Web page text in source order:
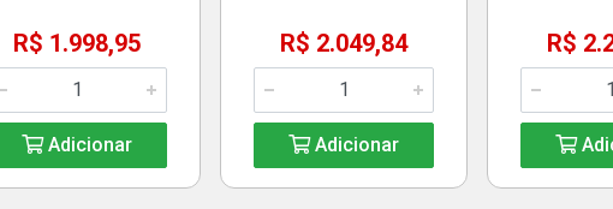
R$ 1.998,95
Adicionar
R$ 2.049,84
Adicionar
R$